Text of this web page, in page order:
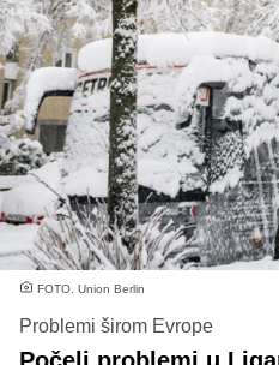
FOTO. Union Berlin
Problemi širom Evrope